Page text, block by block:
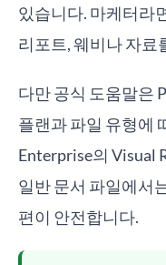
있습니다. 마케터라
리포트, 웨비나 자료
다만 공식 도움말은
플랜과 파일 유형에
Enterprise의 Visual
일반 문서 파일에서
편이 안전합니다.